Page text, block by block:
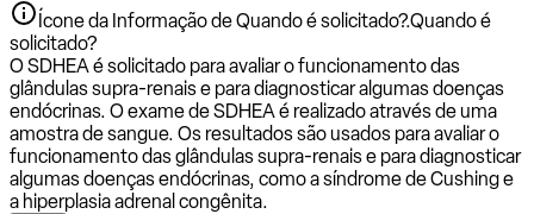
Ícone da Informação de Quando é solicitado?.Quando é
solicitado?
O SDHEA é solicitado para avaliar o funcionamento das
glândulas supra-renais e para diagnosticar algumas doenças
endócrinas. O exame de SDHEA é realizado através de uma
amostra de sangue. Os resultados são usados para avaliar o
funcionamento das glândulas supra-renais e para diagnosticar
algumas doenças endócrinas, como a síndrome de Cushing e
a hiperplasia adrenal congênita.